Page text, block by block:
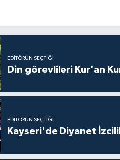
EDITÖRÜN SEÇTIĞI
Din görevlileri Kur'an
EDITÖRÜN SEÇTIĞI
Kayseri'de Diyanet